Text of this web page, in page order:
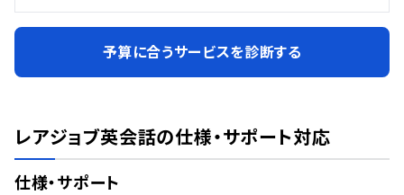
予算に合うサービスを診断する
レアジョブ英会話の仕様・サポート対応
仕様・サポート